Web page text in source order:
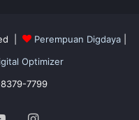
| Perempuan Digdaya|
Optimizer
7799